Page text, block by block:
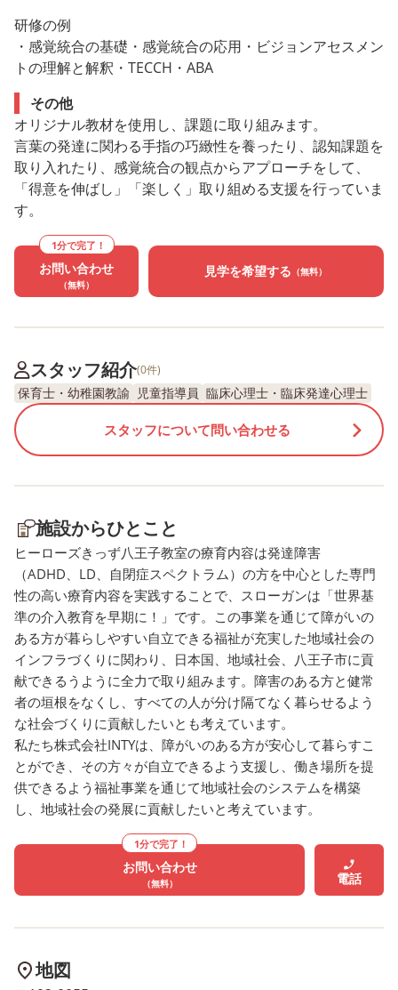
研修の例
・感覚統合の基礎・感覚統合の応用・ビジョンアセスメン
トの理解と解釈・TECCH・ABA
その他
オリジナル教材を使用し、課題に取り組みます。
言葉の発達に関わる手指の巧緻性を養ったり、認知課題を
取り入れたり、感覚統合の観点からアプローチをして、
「得意を伸ばし」「楽しく」取り組める支援を行っていま
す。
1分で完了！
お問い合わせ
（無料）
見学を希望する （無料）
スタッフ紹介(0件)
保育士・幼稚園教諭 児童指導員 臨床心理士・臨床発達心理士
スタッフについて問い合わせる
施設からひとこと
ヒーローズきっず八王子教室の療育内容は発達障害
（ADHD、LD、自閉症スペクトラム）の方を中心とした専門
性の高い療育内容を実践することで、スローガンは「世界基
準の介入教育を早期に！」です。この事業を通じて障がいの
ある方が暮らしやすい自立できる福祉が充実した地域社会の
インフラづくりに関わり、日本国、地域社会、八王子市に貢
献できるうように全力で取り組みます。障害のある方と健常
者の垣根をなくし、すべての人が分け隔てなく暮らせるよう
な社会づくりに貢献したいとも考えています。
私たち株式会社INTYは、障がいのある方が安心して暮らすこ
とができ、その方々が自立できるよう支援し、働き場所を提
供できるよう福祉事業を通じて地域社会のシステムを構築
し、地域社会の発展に貢献したいと考えています。
1分で完了！
お問い合わせ
（無料） 電話
地図